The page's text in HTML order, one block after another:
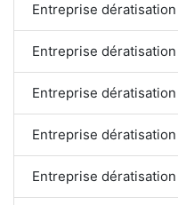
Entreprise dératisation
Entreprise
Entreprise dératisation
Entreprise
Entreprise